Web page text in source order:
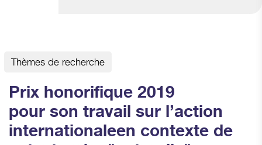
Thèmes de recherche
Prix honorifique 2019
pour son travail sur l’action
internationaleen contexte de